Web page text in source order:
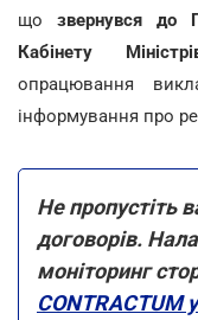
що звернувся до
Кабінету
опрацювання
інформування про
Не пропустіть
договорів.
моніторинг
CONTRACTUM